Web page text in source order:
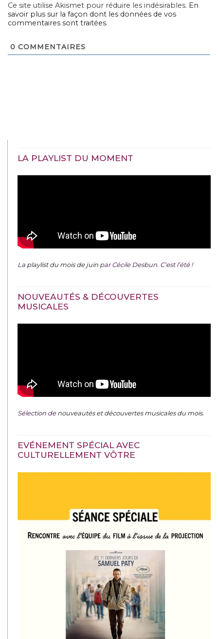
Ce site utilise Akismet pour réduire les indésirables. En
savoir plus sur la façon dont les données de vos
commentaires sont traitées.
0 COMMENTAIRES
LA PLAYLIST DU MOMENT
La playlist du mois de juin par Cécile Desbun. C’est l’été !
NOUVEAUTÉS & DÉCOUVERTES
MUSICALES
Sélection denouveautés et découvertes musicales du mois.
EVÉNEMENT SPÉCIAL AVEC
CULTURELLEMENT VÔTRE